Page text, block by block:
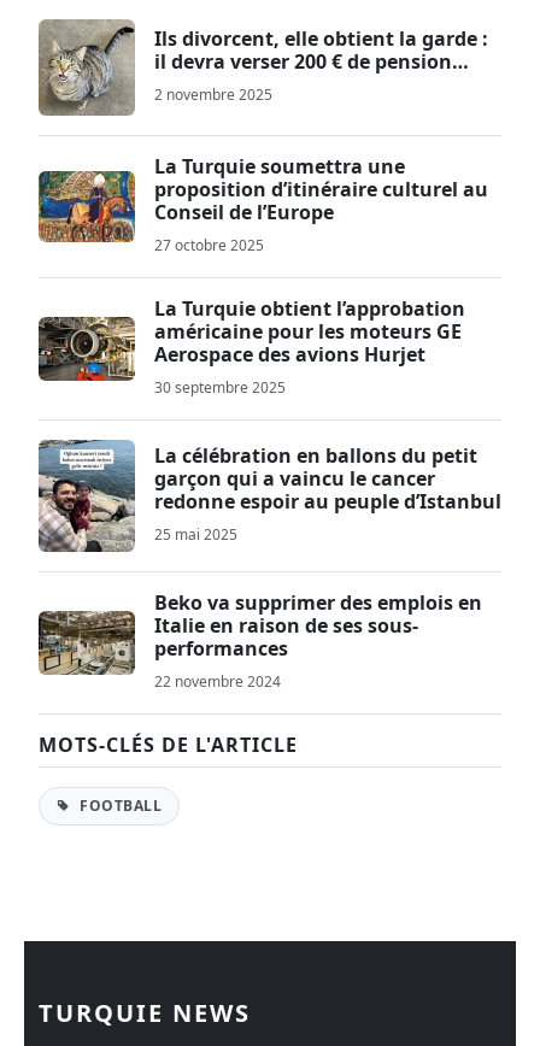
Ils divorcent, elle obtient la garde :
il devra verser 200 € de pension…
2 novembre 2025
La Turquie soumettra une
proposition d’itinéraire culturel au
Conseil de l’Europe
27 octobre 2025
La Turquie obtient l’approbation
américaine pour les moteurs GE
Aerospace des avions Hurjet
30 septembre 2025
La célébration en ballons du petit
garçon qui a vaincu le cancer
redonne espoir au peuple d’Istanbul
25 mai 2025
Beko va supprimer des emplois en
Italie en raison de ses sous-
performances
22 novembre 2024
MOTS-CLÉS DE L'ARTICLE
FOOTBALL
TURQUIE NEWS